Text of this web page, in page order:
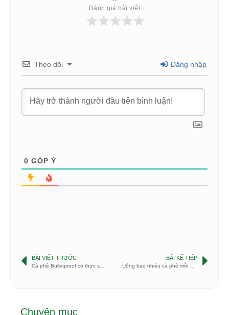
Đánh giá bài viết
Theo dõi Đăng nhập
0 GÓP Ý
BÀI VIẾT TRƯỚC BÀI KẾ TIẾP
Chuyên mục